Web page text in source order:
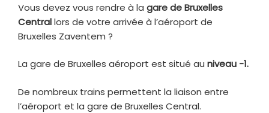
Vous devez vous rendre à la gare de Bruxelles
Centrallors de votre arrivée à l’aéroport de
Bruxelles Zaventem ?
La gare de Bruxelles aéroport est situé au niveau -1.
De nombreux trains permettent la liaison entre
l’aéroport et la gare de Bruxelles Central.